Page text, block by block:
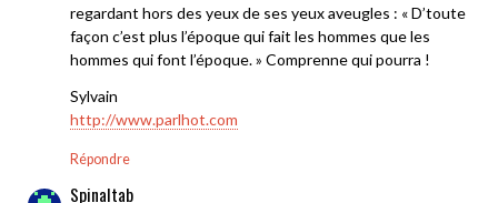
regardant hors des yeux de ses yeux aveugles : « D’toute
façon c’est plus l’époque qui fait les hommes que les
hommes qui font l’époque. » Comprenne qui pourra !
Sylvain
http://www.parlhot.com
Répondre
Spinaltab